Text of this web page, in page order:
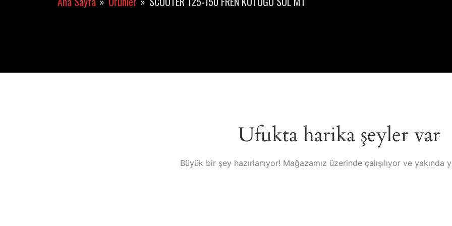
Ufukta harika şeyler var
Büyük bir şey hazırlanıyor! Mağazamız üzerinde çalışılıyor ve yakında